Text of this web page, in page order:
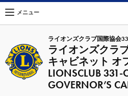
ライオンズクラブ国際協会
ライオンズクラ
キャビネット オ
LIONSCLUB 331-
GOVERNOR’S
メニュー